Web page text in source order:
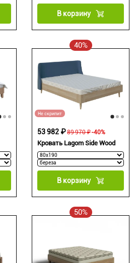
В корзину
40%
Не скрипит
Кровать Lagom Side Wood
89 970 ₽
53 982 ₽ -40%
В корзину
50%